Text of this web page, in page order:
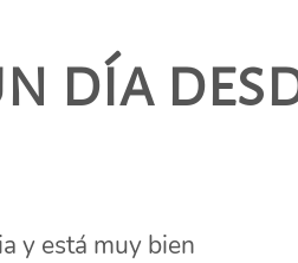
día
y está muy bien